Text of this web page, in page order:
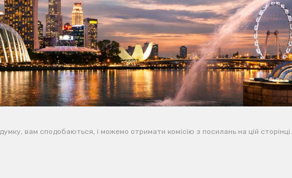
вам сподобаються, і можемо отримати комісію з посилань на цій сторінці.